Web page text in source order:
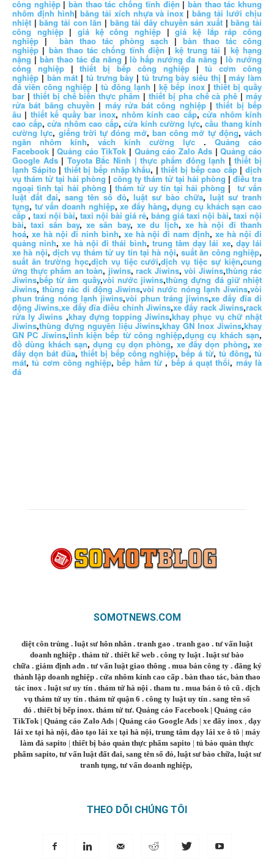
công nghiệp|bàn thao tác chống tĩnh điện |bàn thao tác khung
nhôm định hình| băng tải xích nhựa và inox|băng tải lưới chịu
nhiệt |băng tải con lăn | băng tải dây chuyền sản xuất |băng tải
công nghiệp|giá kệ công nghiệp |giá kệ lắp ráp công
nghiệp |bàn thao tác phòng sạch| bàn thao tác công
nghiệp | bàn thao tác chống tĩnh điện | kệ trung tải | kệ hạng
nặng| bàn thao tác đa năng|lò hấp nướng đa năng |lò nướng
công nghiệp|thiết bị bếp công nghiệp|tủ cơm công
nghiệp |bàn mát | tủ trưng bày | tủ trưng bày siêu thị |máy làm
đá viên công nghiệp | tủ đông lạnh |kệ bếp inox| thiết bị quầy
bar | thiết bị chế biến thực phẩm | thiết bị pha chế cà phê| máy
rửa bát băng chuyền | máy rửa bát công nghiệp|thiết bị bếp
âu | thiết kế quầy bar inox, nhôm kính cao cấp,cửa nhôm kính
cao cấp, cửa nhôm cao cấp, cửa kính cường lực, cầu thang kính
cường lực, giếng trời tự đóng mở, ban công mở tự động, vách
ngăn nhôm kính, vách kính cường lực .Quảng cáo
Facebook |Quảng cáo TikTok | Quảng cáo Zalo Ads |Quảng cáo
Google Ads| Toyota Bắc Ninh | thực phẩm đông lạnh |thiết bị
lạnh Sápito |thiết bị bếp nhập khẩu, |thiết bị bếp cao cấp|dịch
vụ thám tử tại hải phòng | công ty thám tử tại hải phòng |điều tra
ngoại tình tại hải phòng |thám tử uy tín tại hải phòng | tư vấn
luật đất đai, sang tên sổ đỏ, luật sư bào chữa, luật sư tranh
tụng, tư vấn doanh nghiệp,xe đẩy hàng,dụng cụ khách sạn cao
cấp, taxi nội bài, taxi nội bài giá rẻ, bảng giá taxi nội bài, taxi nội
bài,taxi sân bay,xe sân bay,xe du lịch, xe hà nội đi thanh
hoá, xe hà nội đi ninh bình, xe hà nội đi nam định,xe hà nội đi
quảng ninh,xe hà nội đi thái bình, trung tâm dạy lái xe, dạy lái
xe hà nội,dịch vụ thám tử uy tín tại hà nội,suất ăn công nghiệp,
suất ăn trường học,dịch vụ tiệc cưới,dịch vụ tiệc sự kiện,cung
ứng thực phẩm an toàn, jiwins, rack Jiwins, vòi Jiwins,thùng rác
Jiwins,bếp từ âm quầy,vòi nước jiwins,thùng đựng đá giữ nhiệt
Jiwins,thùng rác di động Jiwins,vòi nước nóng lạnh Jiwins,vòi
phun tráng nóng lạnh jiwins,vòi phun tráng jiwins,xe đẩy đĩa di
động Jiwins,xe đẩy đĩa điều chỉnh Jiwins,xe đẩy rack Jiwins,rack
rửa ly Jiwins ,khay đựng topping Jiwins,khay phục vụ chữ nhật
Jiwins,thùng đựng nguyên liệu Jiwins,khay GN Inox Jiwins,khay
GN PC Jiwins,linh kiện bếp từ công nghiệp,dụng cụ khách sạn,
đồ dùng khách sạn,dụng cụ dọn phòng,xe đẩy dọn phòng,xe
đẩy dọn bát đũa,thiết bị bếp công nghiệp,bếp á từ,tủ đông,tủ
mát,tủ cơm công nghiệp,bếp hầm từ ,bếp á quạt thổi, máy là
đá
SOMOTNEWS.COM
diệt côn trùng . luật sư hôn nhân . tranh gao . tranh gao . tư vấn luật
doanh nghiệp . thám tử . thiết kế web . công ty luật . luật sư bào
chữa . giám định adn. tư vấn luật giao thông . mua bán công ty. đăng ký
thành lập doanh nghiệp . cửa nhôm kính cao cấp . bàn thao tác, bàn thao
tác inox . luật sư uy tín. thám tử hà nội . tham tu. mua bán ô tô cũ. dịch
vụ thám tử uy tín . thám tử quận 6 . công ty luật uy tín . sang tên sổ
đỏ . thiết bị bếp inox. thám tử tư. Quảng cáo Facebook| Quảng cáo
TikTok | Quảng cáo Zalo Ads | Quảng cáo Google Ads | xe đẩy inox
dạy
lái xe tại hà nội, đào tạo lái xe tại hà nội, trung tâm dạy lái xe ô tô | máy
làm đá sapito | thiết bị bảo quản thực phẩm sapito | tủ bảo quản thực
phẩm sapito, tư vấn luật đất đai, sang tên sổ đỏ, luật sư bào chữa, luật sư
tranh tụng, tư vấn doanh nghiệp,
THEO DÕI CHÚNG TÔI